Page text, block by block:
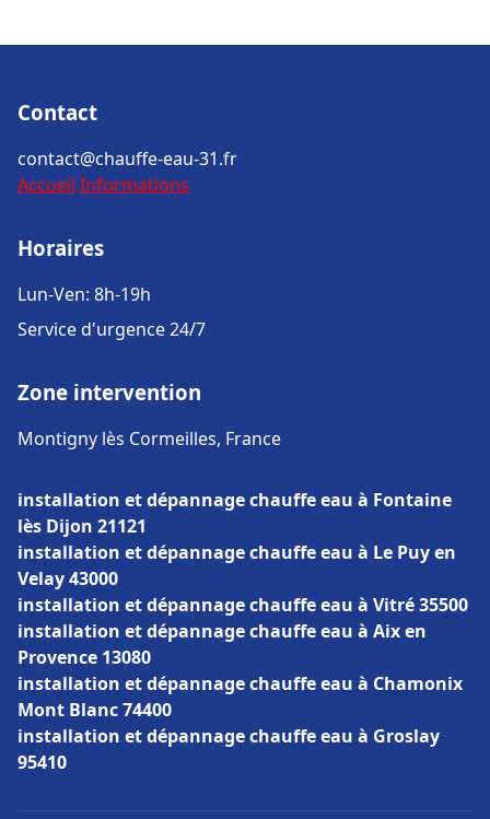
Contact
contact@chauffe-eau-31.fr
Accueil Informations
Horaires
Lun-Ven: 8h-19h
Service d'urgence 24/7
Zone intervention
Montigny lès Cormeilles, France
installation et dépannage chauffe eau à Fontaine
lès Dijon 21121
installation et dépannage chauffe eau à Le Puy en
Velay 43000
installation et dépannage chauffe eau à Vitré 35500
installation et dépannage chauffe eau à Aix en
Provence 13080
installation et dépannage chauffe eau à Chamonix
Mont Blanc 74400
installation et dépannage chauffe eau à Groslay
95410